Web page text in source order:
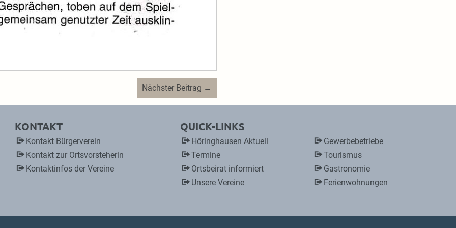
Nächster Beitrag →
KONTAKT
Kontakt Bürgerverein
Kontakt zur Ortsvorsteherin
Kontaktinfos der Vereine
QUICK-LINKS
Höringhausen Aktuell
Termine
Ortsbeirat informiert
Unsere Vereine
Gewerbebetriebe
Tourismus
Gastronomie
Ferienwohnungen